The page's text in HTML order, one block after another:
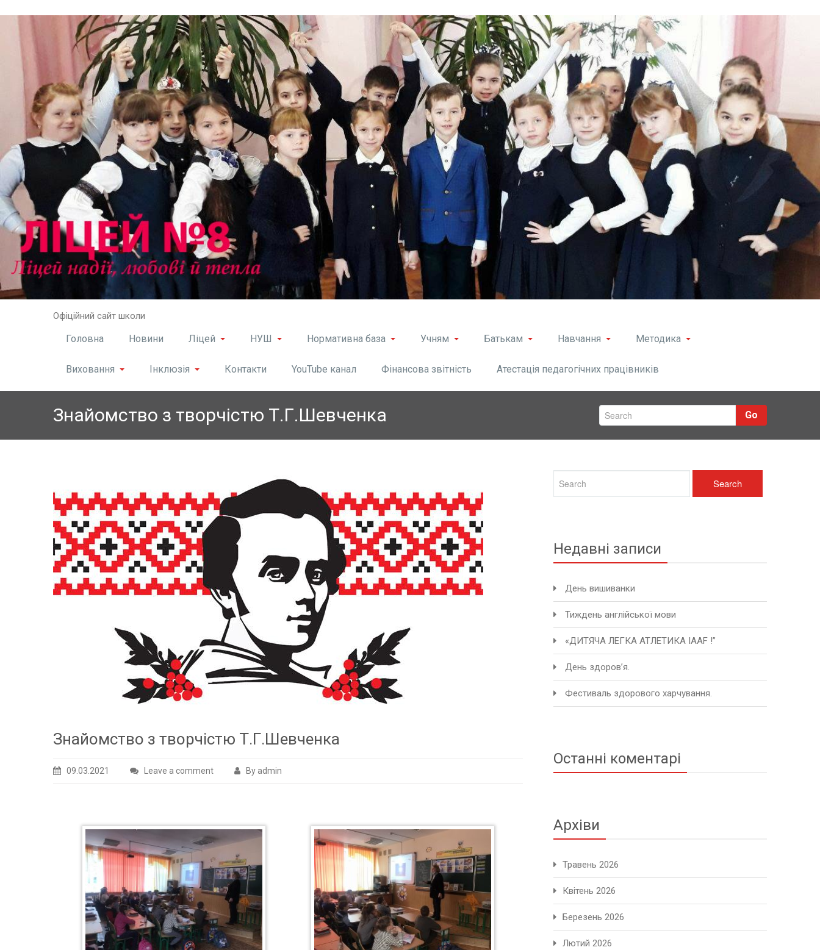
Офіційний сайт школи
Головна Новини Ліцей НУШ Нормативна база Учням Батькам Навчання Методика
Виховання Інклюзія Контакти YouTube канал Фінансова звітність Атестація педагогічних працівників
Знайомство з творчістю Т.Г.Шевченка Go
Знайомство з творчістю Т.Г.Шевченка
09.03.2021 Leave a comment By admin
Недавні записи
День вишиванки
Тиждень англійської мови
«ДИТЯЧА ЛЕГКА АТЛЕТИКА IAAF !”
День здоров’я.
Фестиваль здорового харчування.
Останні коментарі
Архіви
Травень 2026
Квітень 2026
Березень 2026
Лютий 2026